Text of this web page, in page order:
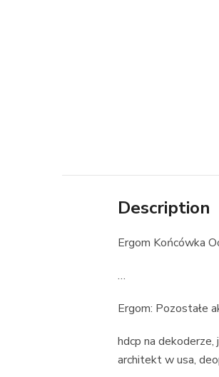
Description
Ergom Końcówka
…
Ergom: Pozostałe
hdcp na
architekt w usa,